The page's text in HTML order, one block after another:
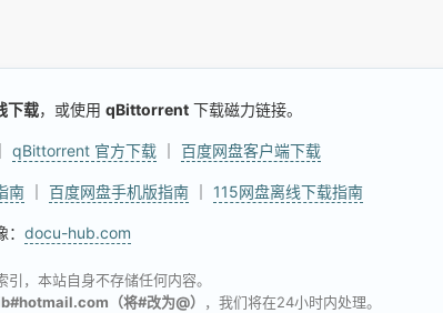
下载，或使用 qBittorrent 下载磁力链接。
qBittorrent 官方下载 百度网盘客户端下载
南 百度网盘手机版指南 115网盘离线下载指南
docu-hub.com
，本站自身不存储任何内容。
（将#改为@） ，我们将在24小时内处理。